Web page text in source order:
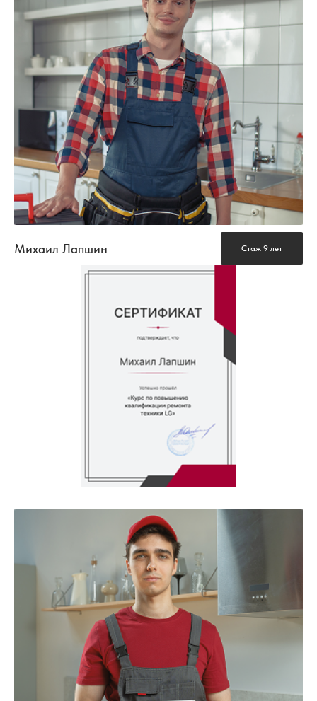
Михаил Лапшин Стаж 9 лет